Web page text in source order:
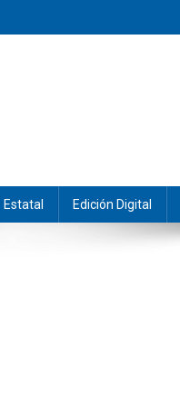
Estatal Edición Digital